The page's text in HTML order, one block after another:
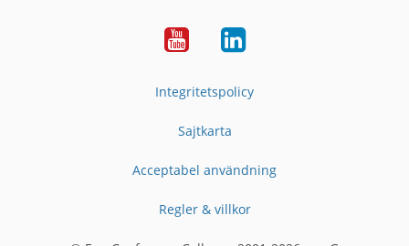
YouTubeLinkedIn
Integritetspolicy
Sajtkarta
Acceptabel användning
Regler & villkor